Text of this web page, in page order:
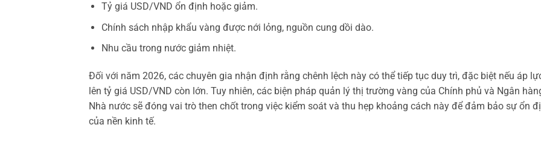
Tỷ giá USD/VND ổn định hoặc giảm.
Chính sách nhập khẩu vàng được nới lỏng, nguồn cung dồi dào.
Nhu cầu trong nước giảm nhiệt.
Đối với năm 2026, các chuyên gia nhận định rằng chênh lệch này có thể tiếp tục duy trì, đặc biệt nếu áp
lên tỷ giá USD/VND còn lớn. Tuy nhiên, các biện pháp quản lý thị trường vàng của Chính phủ và Ngân
Nhà nước sẽ đóng vai trò then chốt trong việc kiểm soát và thu hẹp khoảng cách này để đảm bảo sự ổn
của nền kinh tế.